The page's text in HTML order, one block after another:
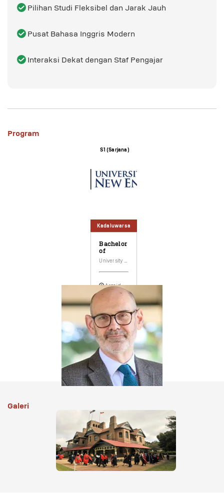
Pilihan Studi Fleksibel dan Jarak Jauh
Pusat Bahasa Inggris Modern
Interaksi Dekat dengan Staf Pengajar
Program
S1 (Sarjana)
Kadaluwarsa
Bachelor
of
Economics
Armidale, Australia
Pembelajaran Campuran
Rp 242 Juta Per Semester
Selengkapnya
Galeri